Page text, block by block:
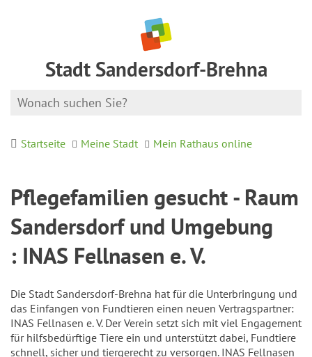
Stadt Sandersdorf-Brehna
Startseite Meine Stadt Mein Rathaus online
Pflegefamilien gesucht - Raum
Sandersdorf und Umgebung
: INAS Fellnasen e. V.
Die Stadt Sandersdorf-Brehna hat für die Unterbringung und
das Einfangen von Fundtieren einen neuen Vertragspartner:
INAS Fellnasen e. V. Der Verein setzt sich mit viel Engagement
für hilfsbedürftige Tiere ein und unterstützt dabei, Fundtiere
schnell, sicher und tiergerecht zu versorgen. INAS Fellnasen